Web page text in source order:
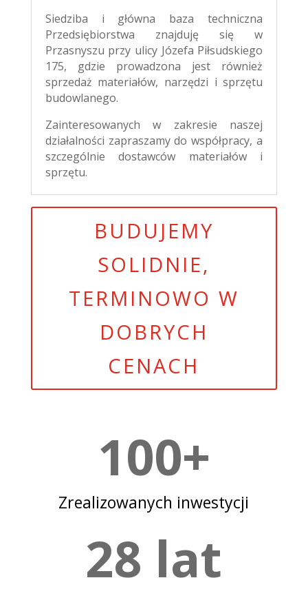
Siedziba i główna baza techniczna
Przedsiębiorstwa znajduję się w
Przasnyszu przy ulicy Józefa Piłsudskiego
175, gdzie prowadzona jest również
sprzedaż materiałów, narzędzi i sprzętu
budowlanego.
Zainteresowanych w zakresie naszej
działalności zapraszamy do współpracy, a
szczególnie dostawców materiałów i
sprzętu.
BUDUJEMY
SOLIDNIE,
TERMINOWO W
DOBRYCH
CENACH
100+
Zrealizowanych inwestycji
28 lat